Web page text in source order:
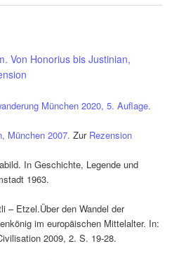
Von Honorius bis Justinian,
München 2020, 5. Auflage.
München 2007. Zur Rezension
In Geschichte, Legende und
1963.
– Etzel.Über den Wandel der
im europäischen Mittelalter. In:
2009, 2. S. 19-28.